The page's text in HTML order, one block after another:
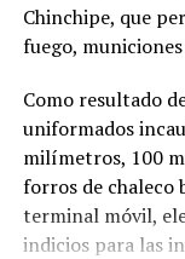
Cuando
recuperados, el
Era el espacio
desaparecidos.
Liliana Tiwi Kuji.
Chinchipe, que
fuego,
Como resultado
uniformados
milímetros, 100
forros de chaleco
terminal móvil,
indicios para las